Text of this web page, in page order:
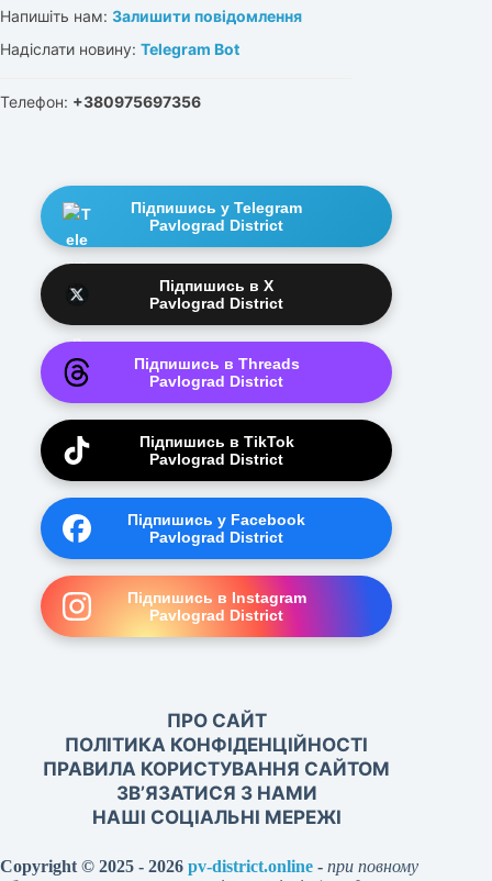
Напишіть нам: Залишити повідомлення
Надіслати новину: Telegram Bot
Телефон: +380975697356
Підпишись у Telegram
Pavlograd District
Підпишись в X
Pavlograd District
Підпишись в Threads
Pavlograd District
Підпишись в TikTok
Pavlograd District
Підпишись у Facebook
Pavlograd District
Підпишись в Instagram
Pavlograd District
ПРО САЙТ
ПОЛІТИКА КОНФІДЕНЦІЙНОСТІ
ПРАВИЛА КОРИСТУВАННЯ САЙТОМ
ЗВ’ЯЗАТИСЯ З НАМИ
НАШІ СОЦІАЛЬНІ МЕРЕЖІ
Copyright © 2025 - 2026 pv-district.online - при повному